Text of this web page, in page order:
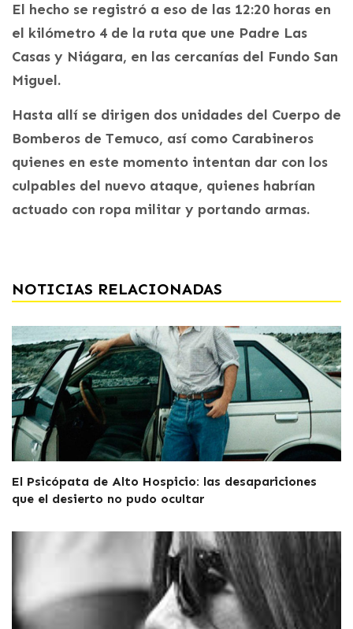
El hecho se registró a eso de las 12:20 horas en
el kilómetro 4 de la ruta que une Padre Las
Casas y Niágara, en las cercanías del Fundo San
Miguel.
Hasta allí se dirigen dos unidades del Cuerpo de
Bomberos de Temuco, así como Carabineros
quienes en este momento intentan dar con los
culpables del nuevo ataque, quienes habrían
actuado con ropa militar y portando armas.
NOTICIAS RELACIONADAS
El Psicópata de Alto Hospicio: las desapariciones
que el desierto no pudo ocultar